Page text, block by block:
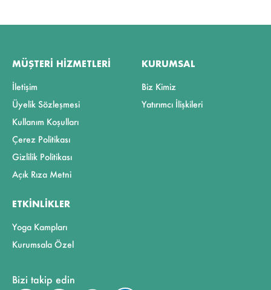
MÜŞTERI HIZMETLERI
İletişim
Üyelik Sözleşmesi
Kullanım Koşulları
Çerez Politikası
Gizlilik Politikası
Açık Rıza Metni
KURUMSAL
Biz Kimiz
Yatırımcı İlişkileri
ETKINLIKLER
Yoga Kampları
Kurumsala Özel
Bizi takip edin